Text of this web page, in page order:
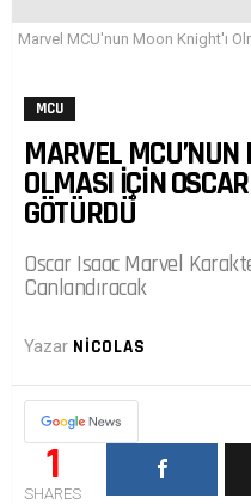
Marvel MCU'nun Moon Knight'ı
MCU
MARVEL MCU’NUN
OLMASI İÇIN
GÖTÜRDÜ
Oscar Isaac Marvel
Canlandıracak
Yazar NICOLAS
1
SHARES